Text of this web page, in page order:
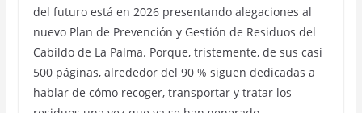
del futuro está en 2026 presentando alegaciones al
nuevo Plan de Prevención y Gestión de Residuos del
Cabildo de La Palma. Porque, tristemente, de sus casi
500 páginas, alrededor del 90 % siguen dedicadas a
hablar de cómo recoger, transportar y tratar los